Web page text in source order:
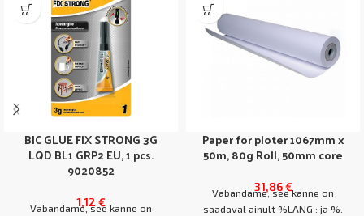
BIC GLUE FIX STRONG 3G
LQD BL1 GRP2 EU, 1 pcs.
9020852
1,12 €
Vabandame, see kanne on
Paper for ploter 1067mm x
50m, 80g Roll, 50mm core
31,86€
Vabandame, see kanne on
saadaval ainult %LANG : ja %.